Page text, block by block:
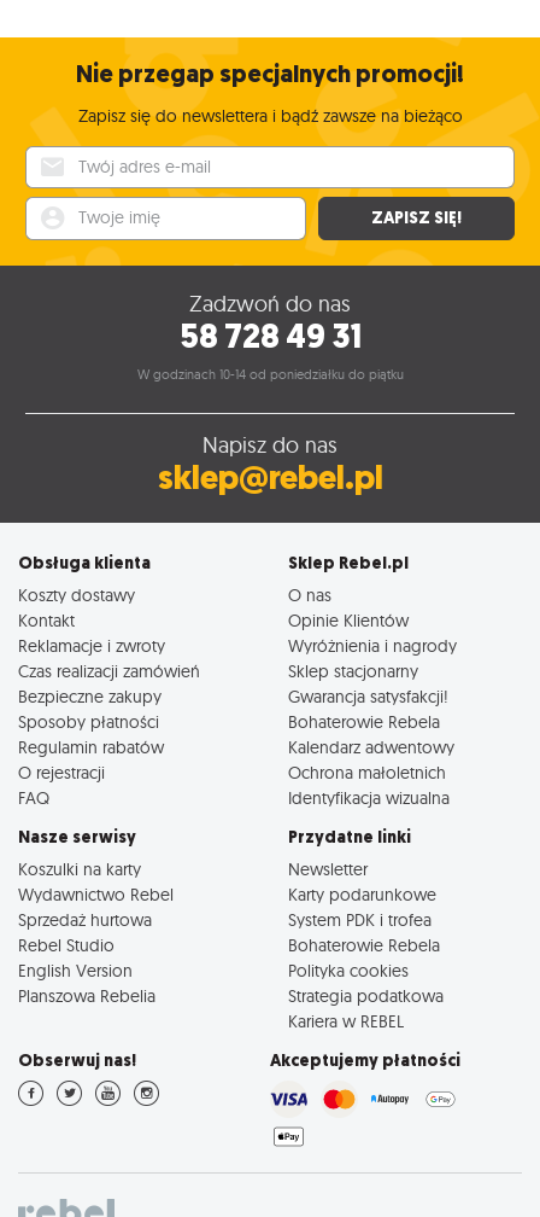
Nie przegap specjalnych promocji!
Zapisz się do newslettera i bądź zawsze na bieżąco
ZAPISZ SIĘ!
Zadzwoń do nas
58 728 49 31
W godzinach 10-14 od poniedziałku do piątku
Napisz do nas
sklep@rebel.pl
Obsługa klienta
Koszty dostawy
Kontakt
Reklamacje i zwroty
Czas realizacji zamówień
Bezpieczne zakupy
Sposoby płatności
Regulamin rabatów
O rejestracji
FAQ
Sklep Rebel.pl
O nas
Opinie Klientów
Wyróżnienia i nagrody
Sklep stacjonarny
Gwarancja satysfakcji!
Bohaterowie Rebela
Kalendarz adwentowy
Ochrona małoletnich
Identyfikacja wizualna
Nasze serwisy
Koszulki na karty
Wydawnictwo Rebel
Sprzedaż hurtowa
Rebel Studio
English Version
Planszowa Rebelia
Przydatne linki
Newsletter
Karty podarunkowe
System PDK i trofea
Bohaterowie Rebela
Polityka cookies
Strategia podatkowa
Kariera w REBEL
Obserwuj nas! Akceptujemy płatności